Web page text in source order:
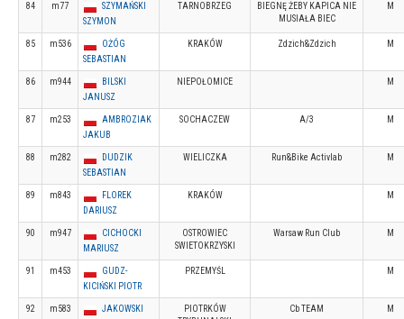
84 m77
SZYMAŃSKI
SZYMON
TARNOBRZEG
BIEGNĘ ŻEBY KAPICA NIE
MUSIAŁA BIEC
M
85 m536
OŻÓG
SEBASTIAN
KRAKÓW Zdzich&Zdzich M
86 m944
BILSKI
JANUSZ
NIEPOŁOMICE M
87 m253
AMBROZIAK
JAKUB
SOCHACZEW A/3 M
88 m282
DUDZIK
SEBASTIAN
WIELICZKA Run&Bike Activlab M
89 m843
FLOREK
DARIUSZ
KRAKÓW M
90 m947
CICHOCKI
MARIUSZ
OSTROWIEC
SWIETOKRZYSKI
Warsaw Run Club M
91 m453
GUDZ-
KICIŃSKI PIOTR
PRZEMYŚL M
92 m583
JAKOWSKI
PIOTRKÓW
Cb TEAM M